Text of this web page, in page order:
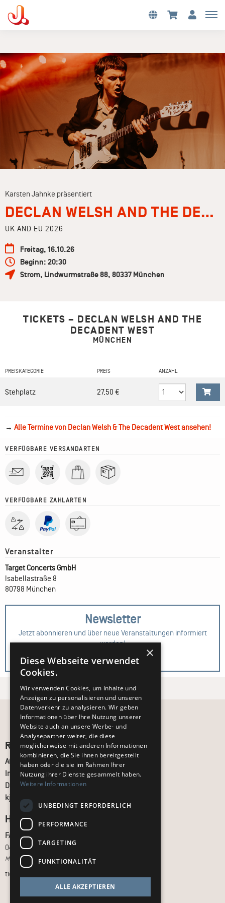
Karsten Jahnke präsentiert
DECLAN WELSH AND THE DECADENT WEST
UK AND EU 2026
Freitag, 16.10.26
Beginn: 20:30
Strom, Lindwurmstraße 88, 80337 München
TICKETS – DECLAN WELSH AND THE
DECADENT WEST
MÜNCHEN
PREISKATEGORIE PREIS ANZAHL
Stehplatz 27,50 €
→ Alle Termine von Declan Welsh & The Decadent West ansehen!
VERFÜGBARE VERSANDARTEN
VERFÜGBARE ZAHLARTEN
Target Concerts GmbH
Isabellastraße 8
80798 München
Newsletter
Jetzt abonnieren und über neue Veranstaltungen informiert
werden!
Zur Anmeldung
Recht und Ordnung
AGB
Impressum
Datenschutz
kj.de
Hilfe & Support
FAQ
040 - 413 22 60
Montag bis Freitag, 10:00 bis 18:00 Uhr
tickets@kj.de
×
Diese Webseite verwendet
Cookies.
Wir verwenden Cookies, um Inhalte und
Anzeigen zu personalisieren und unseren
Datenverkehr zu analysieren. Wir geben
Informationen über Ihre Nutzung unserer
Website auch an unsere Werbe- und
Analysepartner weiter, die diese
möglicherweise mit anderen Informationen
kombinieren, die Sie ihnen bereitgestellt
haben oder die sie im Rahmen Ihrer
Nutzung ihrer Dienste gesammelt haben.
Weitere Informationen
UNBEDINGT ERFORDERLICH
PERFORMANCE
TARGETING
FUNKTIONALITÄT
ALLE AKZEPTIEREN